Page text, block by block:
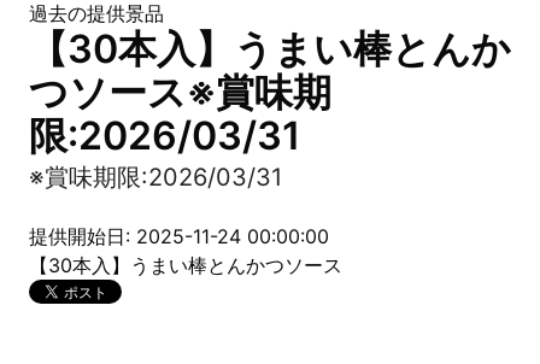
過去の提供景品
【30本入】うまい棒とんか
つソース※賞味期
限:2026/03/31
※賞味期限:2026/03/31
提供開始日: 2025-11-24 00:00:00
【30本入】うまい棒とんかつソース